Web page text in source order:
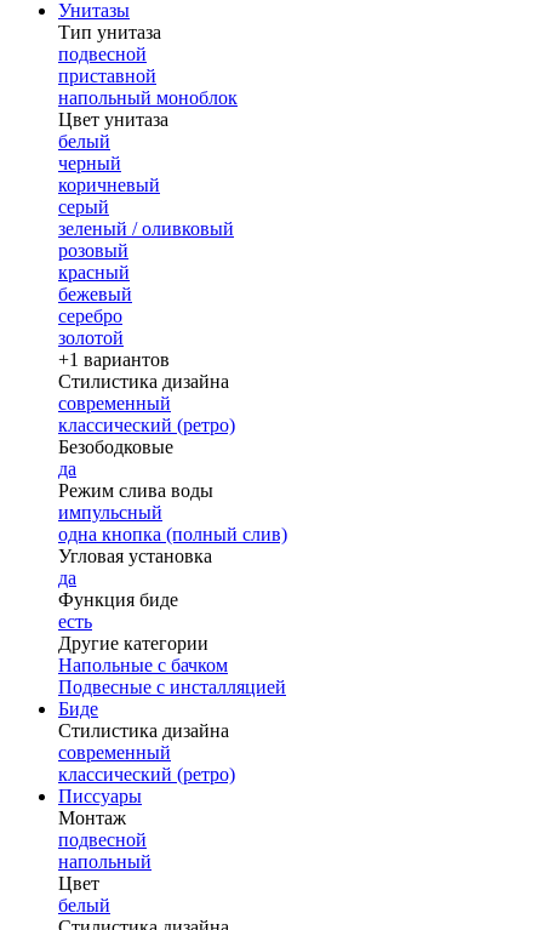
Унитазы
Тип унитаза
подвесной
приставной
напольный моноблок
Цвет унитаза
белый
черный
коричневый
серый
зеленый / оливковый
розовый
красный
бежевый
серебро
золотой
+1 вариантов
Стилистика дизайна
современный
классический (ретро)
Безободковые
да
Режим слива воды
импульсный
одна кнопка (полный слив)
Угловая установка
да
Функция биде
есть
Другие категории
Напольные с бачком
Подвесные с инсталляцией
Биде
Стилистика дизайна
современный
классический (ретро)
Писсуары
Монтаж
подвесной
напольный
Цвет
белый